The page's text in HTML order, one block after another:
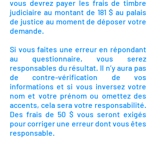
vous devrez payer les frais de timbre
judiciaire au montant de 181 $ au palais
de justice au moment de déposer votre
demande.
Si vous faites une erreur en répondant
au questionnaire, vous serez
responsables du résultat. Il n’y aura pas
de contre-vérification de vos
informations et si vous inversez votre
nom et votre prénom ou omettez des
accents, cela sera votre responsabilité.
Des frais de 50 $ vous seront exigés
pour corriger une erreur dont vous êtes
responsable.